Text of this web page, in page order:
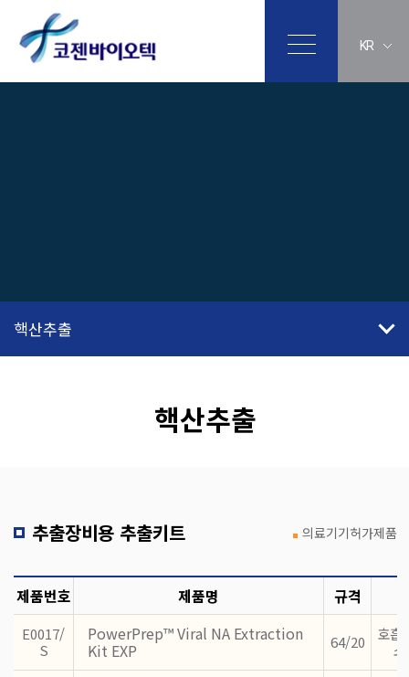
KR
핵산추출
핵산추출
추출장비용 추출키트 의료기기허가제품
제품번호 제품명 규격
E0017/
S
PowerPrep™ Viral NA Extraction
Kit EXP 64/20
호흡